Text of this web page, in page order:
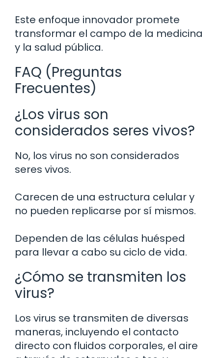
Este enfoque innovador promete
transformar el campo de la medicina
y la salud pública.
FAQ (Preguntas
Frecuentes)
¿Los virus son
considerados seres vivos?
No, los virus no son considerados
seres vivos.
Carecen de una estructura celular y
no pueden replicarse por sí mismos.
Dependen de las células huésped
para llevar a cabo su ciclo de vida.
¿Cómo se transmiten los
virus?
Los virus se transmiten de diversas
maneras, incluyendo el contacto
directo con fluidos corporales, el aire